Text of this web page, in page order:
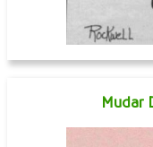
Mudar